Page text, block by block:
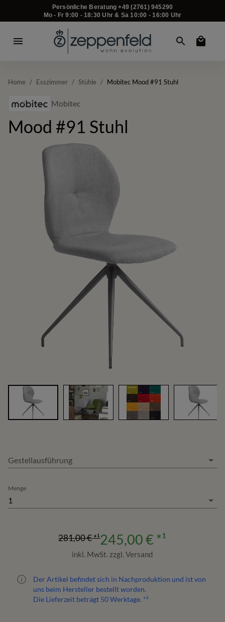
Persönliche Beratung +49 (2761) 945290
Mo - Fr 9:00 - 18:30 Uhr & Sa 10:00 - 16:00 Uhr
Home / Esszimmer / Stühle / Mobitec Mood #91 Stuhl
Mobitec
Mood #91 Stuhl
Gestellausführung
Menge
1
281,00 €*¹245,00 € *¹
inkl. MwSt. zzgl. Versand
Der Artikel befindet sich in Nachproduktion und ist von
uns beim Hersteller bestellt worden.
Die Lieferzeit beträgt 50Werktage. *²